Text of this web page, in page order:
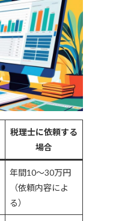
税理士に依頼する
場合
年間10〜30万円
（依頼内容によ
る）